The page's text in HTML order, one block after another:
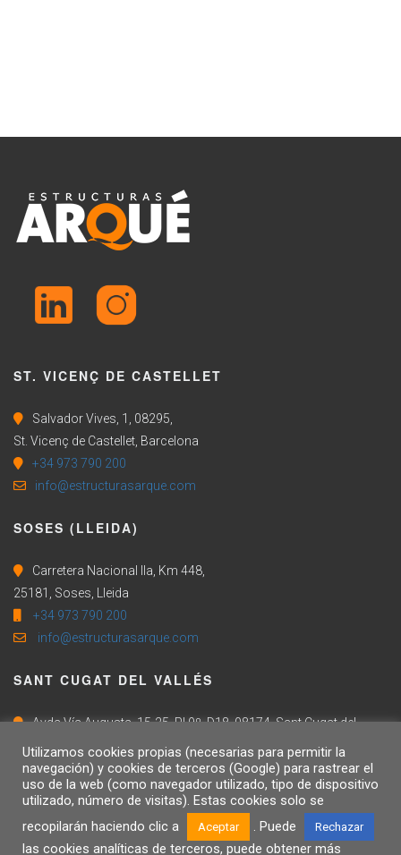
ST. VICENÇ DE CASTELLET
Salvador Vives, 1, 08295,
St. Vicenç de Castellet, Barcelona
+34 973 790 200
info@estructurasarque.com
SOSES (LLEIDA)
Carretera Nacional IIa, Km 448,
25181, Soses, Lleida
+34 973 790 200
info@estructurasarque.com
SANT CUGAT DEL VALLÉS
Avda Vía Augusta, 15-25, Pl 9º, D18, 08174, Sant Cugat del
Vallés, Barcelona
+34 973 790 200
info@estructurasarque.com
Utilizamos cookies propias (necesarias para permitir la
navegación) y cookies de terceros (Google) para rastrear el
uso de la web (como navegador utilizado, tipo de dispositivo
utilizado, número de visitas). Estas cookies solo se
recopilarán haciendo clic a
Aceptar . Puede Rechazar
las cookies analíticas de terceros, puede obtener más